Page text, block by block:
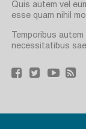
Quis autem vel
esse quam nihil
Temporibus
necessitatibus